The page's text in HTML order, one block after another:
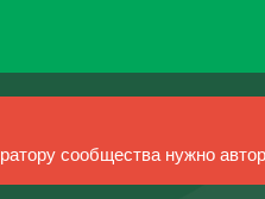
сообщества нужно